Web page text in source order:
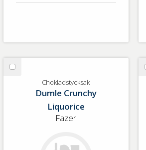
Välj
Chokladstycksak
Chokladstycksak
Dumle Crunchy
Liquorice
Fazer